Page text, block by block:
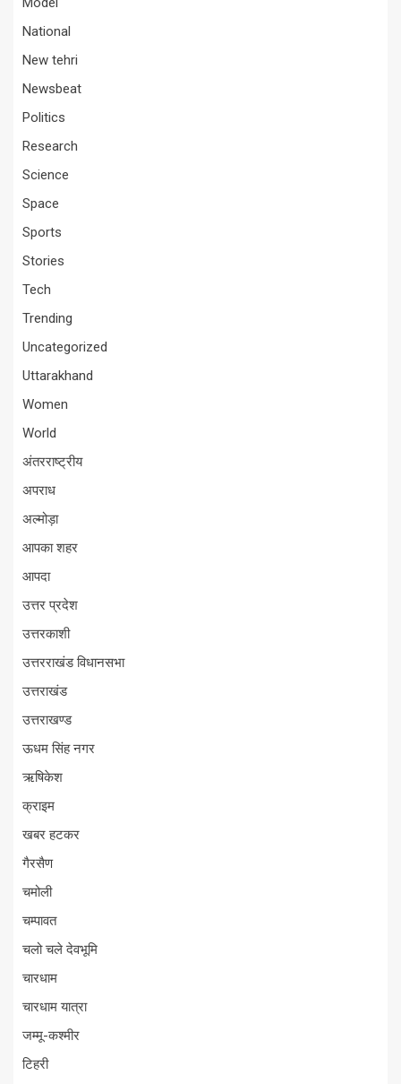
National
New tehri
Newsbeat
Politics
Research
Science
Space
Sports
Stories
Tech
Trending
Uncategorized
Uttarakhand
Women
World
अंतरराष्ट्रीय
अपराध
अल्मोड़ा
आपका शहर
आपदा
उत्तर प्रदेश
उत्तरकाशी
उत्तरराखंड विधानसभा
उत्तराखंड
उत्तराखण्ड
ऊधम सिंह नगर
ऋषिकेश
क्राइम
खबर हटकर
गैरसैण
चमोली
चम्पावत
चलो चले देवभूमि
चारधाम
चारधाम यात्रा
जम्मू-कश्मीर
टिहरी